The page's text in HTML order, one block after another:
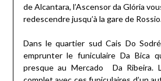
de Alcantara, l’Ascensor da Glória
redescendre jusqu’à la gare de
Dans le quartier sud Cais Do
emprunter le funiculaire Da Bica
presque au Mercado Da Ribeira.